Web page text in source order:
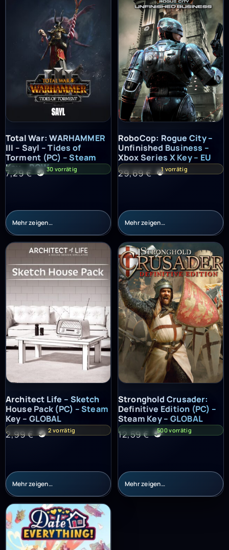
Total War: WARHAMMER III – Sayl – Tides of Torment (PC) –
Total War: WARHAMMER
III – Sayl – Tides of
Torment (PC) – Steam
Key – ROW
7,29€ 30 vorrätig
Mehr zeigen…
RoboCop: Rogue City –
RoboCop: Rogue City –
Unfinished Business –
Xbox Series X Key – EU
29,69€ 1 vorrätig
Mehr zeigen…
Architect Life – Sketch House Pack (PC) – Steam Key – GLOBAL
Architect Life – Sketch
House Pack (PC) – Steam
Key – GLOBAL
2,99€ 2 vorrätig
Mehr zeigen…
Stronghold Crusader: Definitive
Stronghold Crusader:
Definitive Edition (PC) –
Steam Key – GLOBAL
12,59€ 500 vorrätig
Mehr zeigen…